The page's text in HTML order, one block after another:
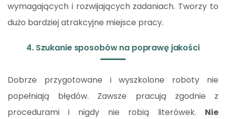
wymagających i rozwijających zadaniach. Tworzy to
dużo bardziej atrakcyjne miejsce pracy.
4. Szukanie sposobów na poprawę jakości
Dobrze przygotowane i wyszkolone roboty nie
popełniają błędów. Zawsze pracują zgodnie z
procedurami i nigdy nie robią literówek. Nie